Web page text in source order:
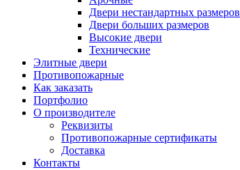
Двери нестандартных размеров
Двери больших размеров
Высокие двери
Технические
Элитные двери
Противопожарные
Как заказать
Портфолио
О производителе
Реквизиты
Противопожарные сертификаты
Доставка
Контакты